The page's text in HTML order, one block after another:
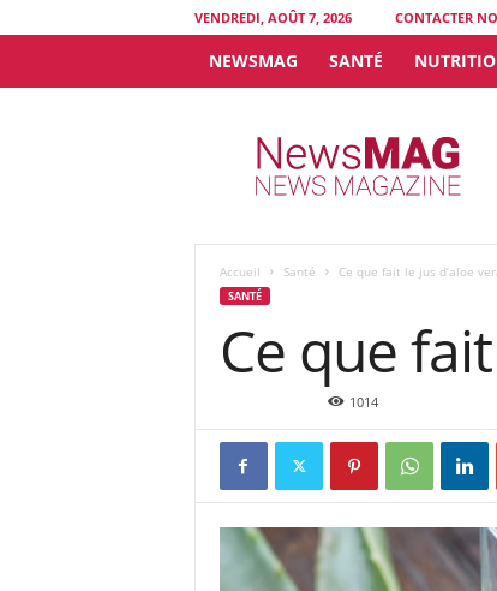
VENDREDI, AOÛT 7, 2026 CONTACTER
NEWSMAG SANTÉ
Accueil Santé Ce que fait le jus d’aloe
SANTÉ
Ce que
1014